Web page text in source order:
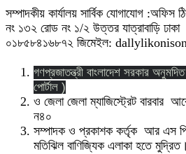
সম্পাদকীয় কার্যালয় সার্বিক যোগাযোগ :অফিস
নং ১৩২ রোড নং ১/২ উত্তর যাত্রাবাড়ি
০১৮৫৮৪১৬৮৭২ জিমেইল:
গণপ্রজাতন্ত্রী বাংলাদেশ সরকার
পোর্টাল )
ও জেলা জেলা ম্যাজিস্ট্রেট বারবার
ন৪০
সম্পাদক ও প্রকাশক কর্তৃক আর এস
মতিঝিল বাণিজ্যিক এলাকা হতে মুদ্রিত।